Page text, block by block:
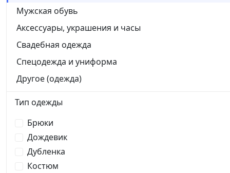
Мужская обувь
Аксессуары, украшения и часы
Свадебная одежда
Спецодежда и униформа
Другое (одежда)
Тип одежды
Брюки
Дождевик
Дубленка
Костюм